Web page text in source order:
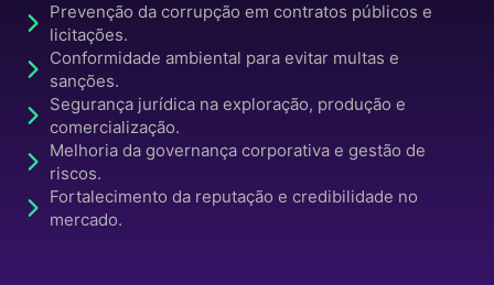
Prevenção da corrupção em contratos públicos e
licitações.
Conformidade ambiental para evitar multas e
sanções.
Segurança jurídica na exploração, produção e
comercialização.
Melhoria da governança corporativa e gestão de
riscos.
Fortalecimento da reputação e credibilidade no
mercado.